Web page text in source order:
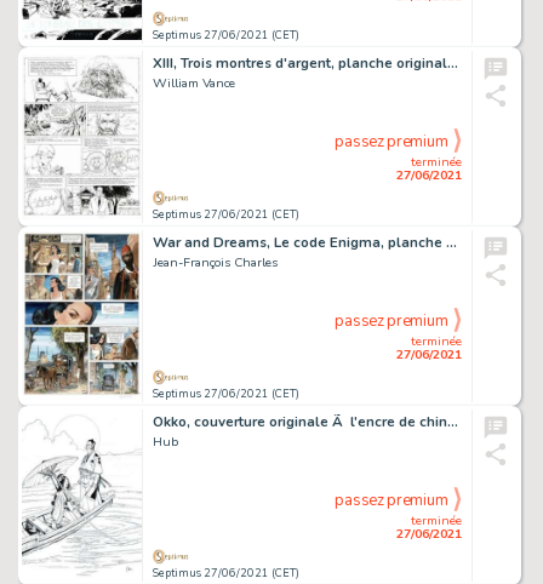
Septimus 27/06/2021 (CET)
XIII, Trois montres d'argent, planche originale Ã …
William Vance
Septimus 27/06/2021 (CET)
terminée
27/06/2021
passez premium
War and Dreams, Le code Enigma, planche originale Ã …
Jean-François Charles
Septimus 27/06/2021 (CET)
terminée
27/06/2021
passez premium
Okko, couverture originale Ã l'encre de chine pour…
Hub
Septimus 27/06/2021 (CET)
terminée
27/06/2021
passez premium